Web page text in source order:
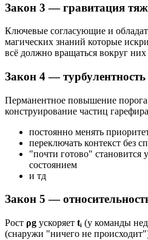
Закон 3 — гравитация
Ключевые согласующие и
магических знаний которые
всё должно вращаться вокруг них
Закон 4 — турбулентность
Перманентное повышение порога
конструирование частиц гарефира
постоянно менять
переключать контекст без
"почти готово" становится
состоянием
и тд
Закон 5 —
Рост ρg ускоряет tᵢ (у команды
(снаружи "ничего не